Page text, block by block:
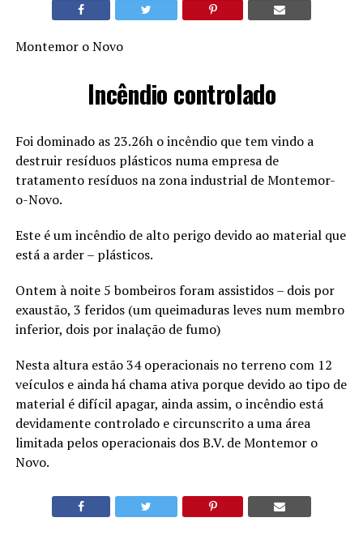
Montemor o Novo
Incêndio controlado
Foi dominado as 23.26h o incêndio que tem vindo a
destruir resíduos plásticos numa empresa de
tratamento resíduos na zona industrial de Montemor-
o-Novo.
Este é um incêndio de alto perigo devido ao material que
está a arder – plásticos.
Ontem à noite 5 bombeiros foram assistidos – dois por
exaustão, 3 feridos (um queimaduras leves num membro
inferior, dois por inalação de fumo)
Nesta altura estão 34 operacionais no terreno com 12
veículos e ainda há chama ativa porque devido ao tipo de
material é difícil apagar, ainda assim, o incêndio está
devidamente controlado e circunscrito a uma área
limitada pelos operacionais dos B.V. de Montemor o
Novo.